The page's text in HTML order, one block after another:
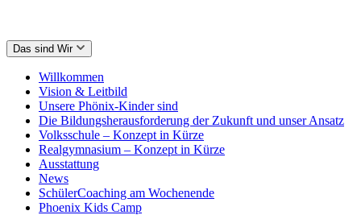
Das sind Wir
Willkommen
Vision & Leitbild
Unsere Phönix-Kinder sind
Die Bildungsherausforderung der Zukunft und unser Ansatz
Volksschule – Konzept in Kürze
Realgymnasium – Konzept in Kürze
Ausstattung
News
SchülerCoaching am Wochenende
Phoenix Kids Camp